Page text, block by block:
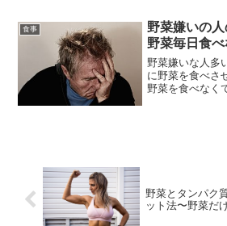
食事
野菜嫌いの
野菜毎日食
野菜嫌いな人多
に野菜を食べさ
野菜を食べなく
野菜とタンパク
ット法〜野菜だ